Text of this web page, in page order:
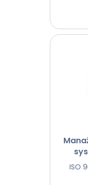
ISO